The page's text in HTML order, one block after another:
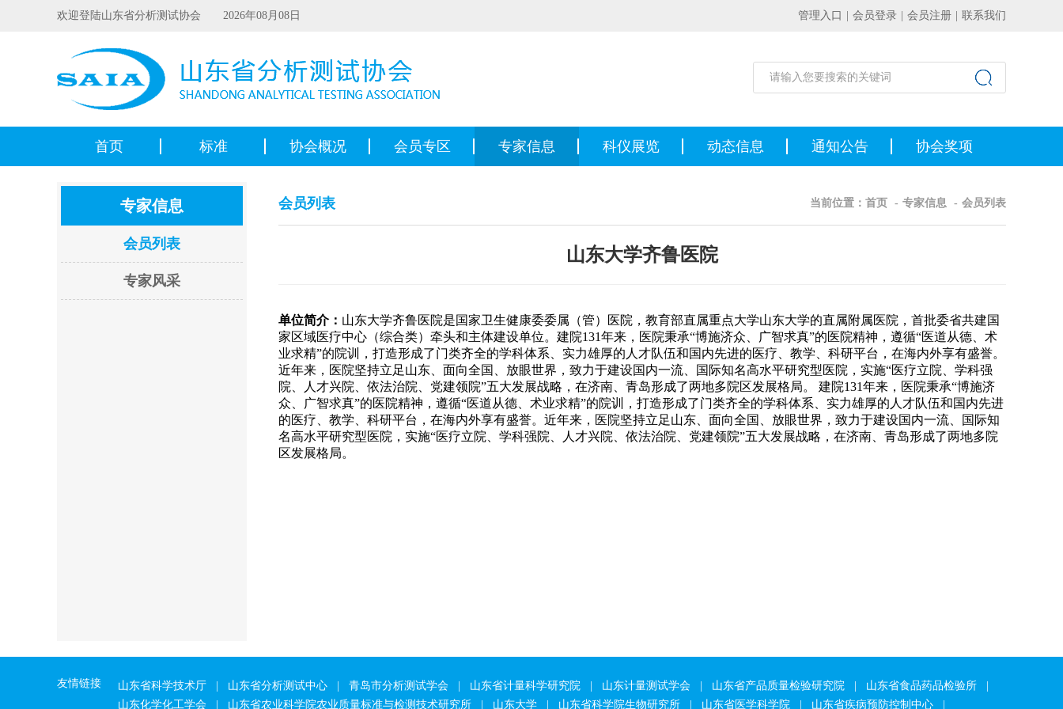
欢迎登陆山东省分析测试协会 2026年08月08日 管理入口 会员登录 会员注册 联系我们
首页 标准 协会概况 会员专区 专家信息 科仪展览 动态信息 通知公告 协会奖项
专家信息
会员列表
专家风采
会员列表 当前位置： 首页 - 专家信息 - 会员列表
山东大学齐鲁医院
单位简介： 山东大学齐鲁医院是国家卫生健康委委属（管）医院，教育部直属重点大学山东大学的直属附属医院，首批委省共建国
家区域医疗中心（综合类）牵头和主体建设单位。建院131年来，医院秉承“博施济众、广智求真”的医院精神，遵循“医道从德、术
业求精”的院训，打造形成了门类齐全的学科体系、实力雄厚的人才队伍和国内先进的医疗、教学、科研平台，在海内外享有盛誉。
近年来，医院坚持立足山东、面向全国、放眼世界，致力于建设国内一流、国际知名高水平研究型医院，实施“医疗立院、学科强
院、人才兴院、依法治院、党建领院”五大发展战略，在济南、青岛形成了两地多院区发展格局。 建院131年来，医院秉承“博施济
众、广智求真”的医院精神，遵循“医道从德、术业求精”的院训，打造形成了门类齐全的学科体系、实力雄厚的人才队伍和国内先进
的医疗、教学、科研平台，在海内外享有盛誉。近年来，医院坚持立足山东、面向全国、放眼世界，致力于建设国内一流、国际知
名高水平研究型医院，实施“医疗立院、学科强院、人才兴院、依法治院、党建领院”五大发展战略，在济南、青岛形成了两地多院
区发展格局。
友情链接 山东省科学技术厅 山东省分析测试中心 青岛市分析测试学会 山东省计量科学研究院 山东计量测试学会 山东省产品质量检验研究院 山东省食品药品检验所
山东化学化工学会
山东省农业科学院农业质量标准与检测技术研究所 山东大学 山东省科学院生物研究所 山东省医学科学院 山东省疾病预防控制中心